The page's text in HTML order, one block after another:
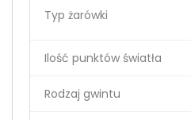
Typ żarówki
Ilość punktów światła
Rodzaj gwintu